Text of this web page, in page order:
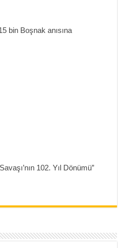
bin Boşnak anısına
102. Yıl Dönümü”